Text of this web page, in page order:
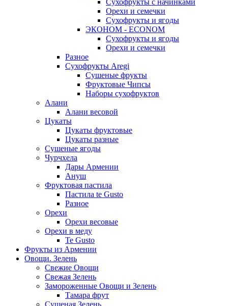
Сухофрукты с начинками
Орехи и семечки
Сухофрукты и ягоды
ЭКОНОМ - ECONOM
Сухофрукты и ягоды
Орехи и семечки
Разное
Сухофрукты Aregi
Сушеные фрукты
Фруктовые Чипсы
Наборы сухофруктов
Алани
Алани весовой
Цукаты
Цукаты фруктовые
Цукаты разные
Сушеные ягоды
Чурчхела
Дары Армении
Ануш
Фруктовая пастила
Пастила te Gusto
Разное
Орехи
Орехи весовые
Орехи в меду
Te Gusto
Фрукты из Армении
Овощи. Зелень
Свежие Овощи
Свежая Зелень
Замороженные Овощи и Зелень
Тамара фрут
Сушеная Зелень